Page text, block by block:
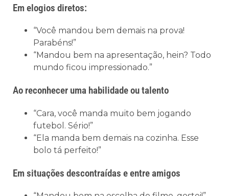
Em elogios diretos:
“Você mandou bem demais na prova!
Parabéns!”
“Mandou bem na apresentação, hein? Todo
mundo ficou impressionado.”
Ao reconhecer uma habilidade ou talento
“Cara, você manda muito bem jogando
futebol. Sério!”
“Ela manda bem demais na cozinha. Esse
bolo tá perfeito!”
Em situações descontraídas e entre amigos